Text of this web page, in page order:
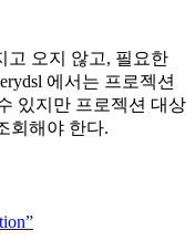
고 오지 않고, 필요한
에서는 프로젝션
있지만 프로젝션 대상
회해야 한다.